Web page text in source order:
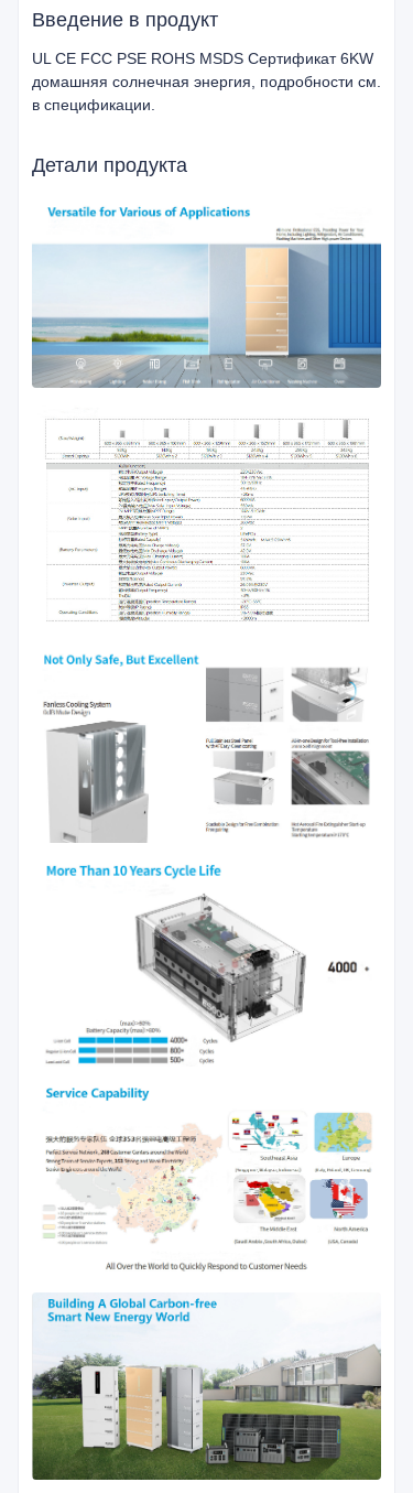
Введение в продукт
UL CE FCC PSE ROHS MSDS Сертификат 6KW
домашняя солнечная энергия, подробности см.
в спецификации.
Детали продукта